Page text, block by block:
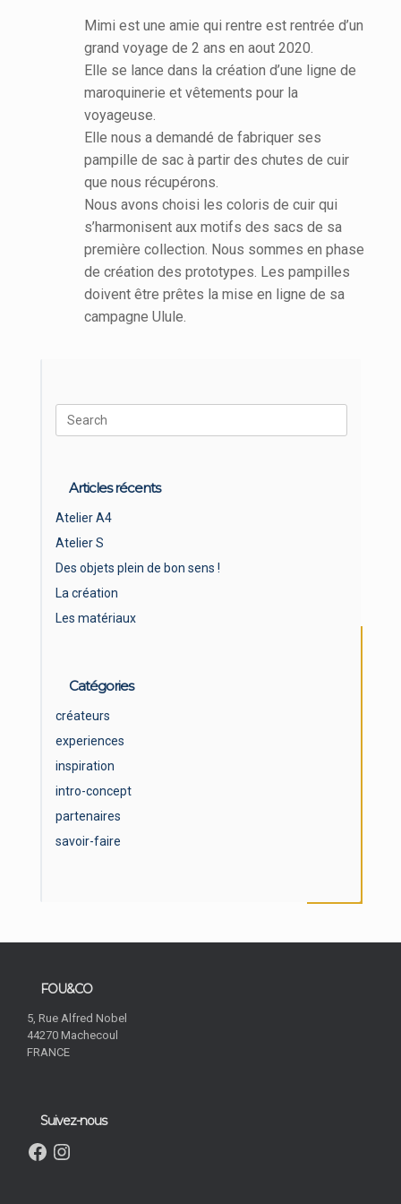
Mimi est une amie qui rentre est rentrée d’un
grand voyage de 2 ans en aout 2020.
Elle se lance dans la création d’une ligne de
maroquinerie et vêtements pour la
voyageuse.
Elle nous a demandé de fabriquer ses
pampille de sac à partir des chutes de cuir
que nous récupérons.
Nous avons choisi les coloris de cuir qui
s’harmonisent aux motifs des sacs de sa
première collection. Nous sommes en phase
de création des prototypes. Les pampilles
doivent être prêtes la mise en ligne de sa
campagne Ulule.
Search
for:
Articles récents
Atelier A4
Atelier S
Des objets plein de bon sens !
La création
Les matériaux
Catégories
créateurs
experiences
inspiration
intro-concept
partenaires
savoir-faire
FOU&CO
5, Rue Alfred Nobel
44270 Machecoul
FRANCE
Suivez-nous
FacebookInstagram